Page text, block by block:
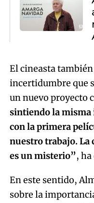
El cineasta
incertidumbre que
un nuevo proyecto
sintiendo la
con la primera
nuestro trabajo. La
es un misterio”,
En este sentido,
sobre la